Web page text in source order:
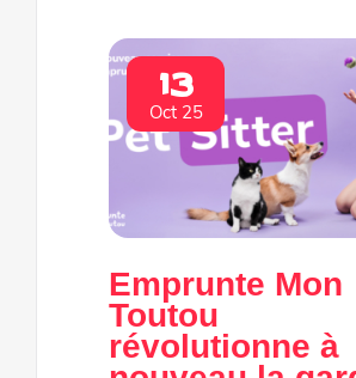
13
Oct 25
Emprunte Mon
Toutou
révolutionne à